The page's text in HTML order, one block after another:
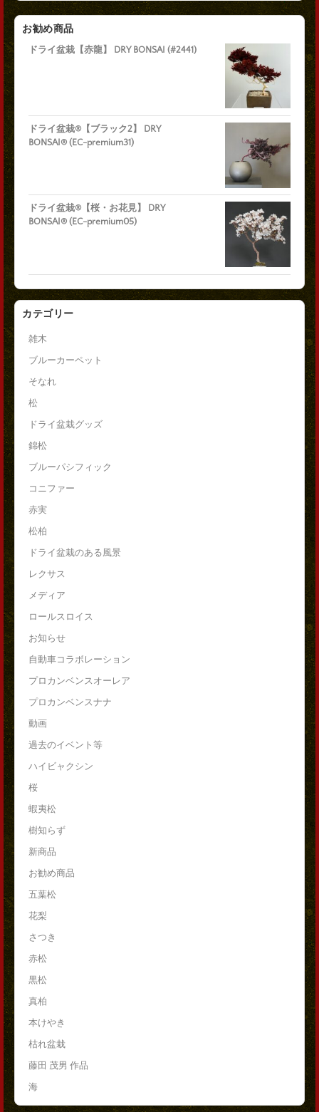
お勧め商品
ドライ盆栽【赤龍】 DRY BONSAI (#2441)
ドライ盆栽®【ブラック2】 DRY
BONSAI® (EC-premium31)
ドライ盆栽®【桜・お花見】 DRY
BONSAI® (EC-premium05)
カテゴリー
雑木
ブルーカーペット
そなれ
松
ドライ盆栽グッズ
錦松
ブルーパシフィック
コニファー
赤実
松柏
ドライ盆栽のある風景
レクサス
メディア
ロールスロイス
お知らせ
自動車コラボレーション
プロカンベンスオーレア
プロカンベンスナナ
動画
過去のイベント等
ハイビャクシン
桜
蝦夷松
樹知らず
新商品
お勧め商品
五葉松
花梨
さつき
赤松
黒松
真柏
本けやき
枯れ盆栽
藤田 茂男 作品
海